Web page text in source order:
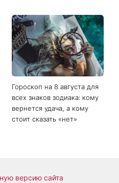
Гороскоп на 8 августа для
всех знаков зодиака: кому
вернется удача, а кому
стоит сказать «нет»
версию сайта